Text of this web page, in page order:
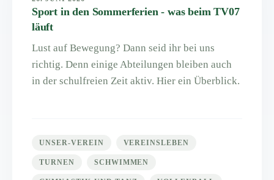
Sport in den Sommerferien - was beim TV07
läuft
Lust auf Bewegung? Dann seid ihr bei uns
richtig. Denn einige Abteilungen bleiben auch
in der schulfreien Zeit aktiv. Hier ein Überblick.
UNSER-VEREIN VEREINSLEBEN
TURNEN SCHWIMMEN